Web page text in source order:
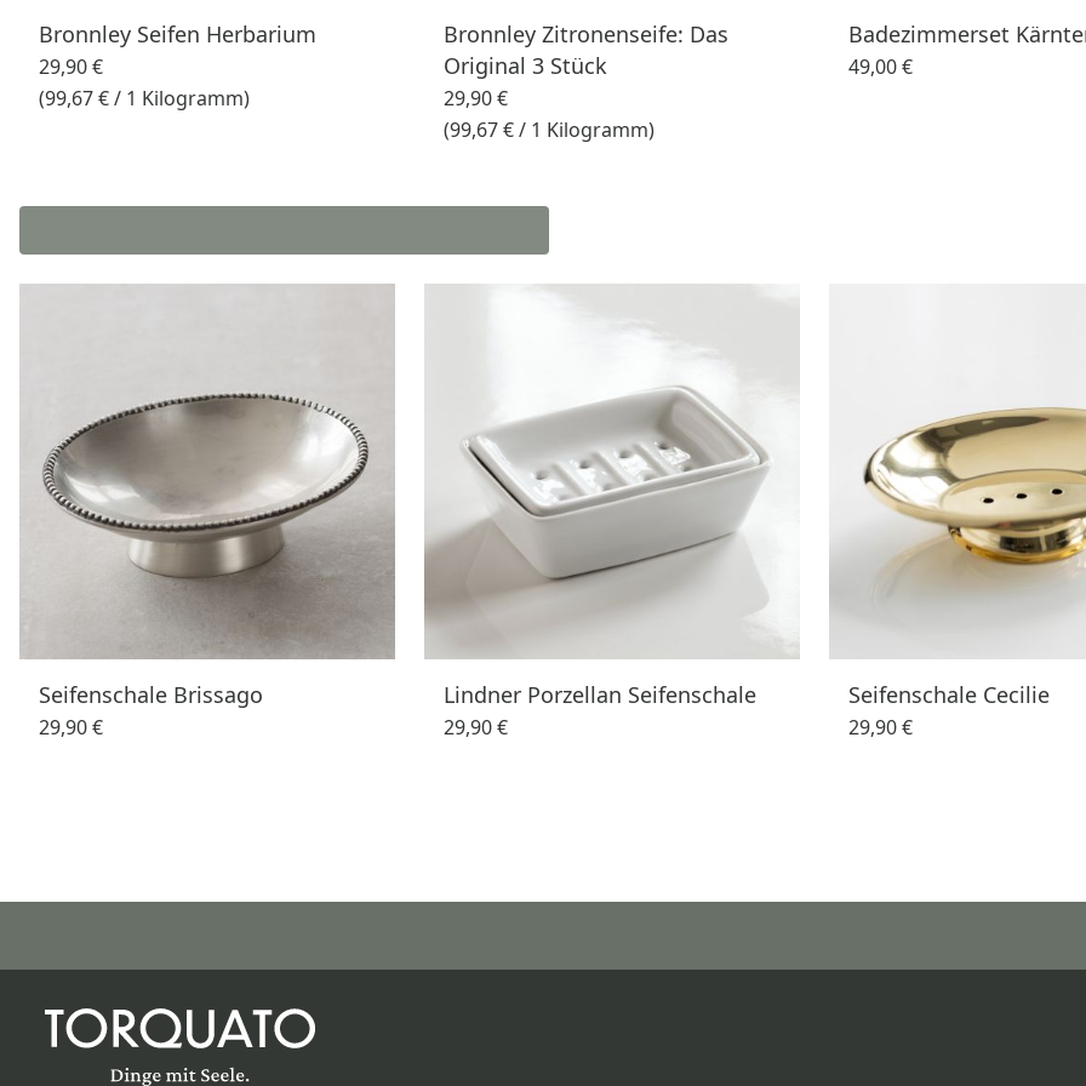
Bronnley Seifen Herbarium
29,90 €
(99,67 € / 1 Kilogramm)
Bronnley Zitronenseife: Das
Original 3 Stück
29,90 €
(99,67 € / 1 Kilogramm)
Badezimmerset
49,00 €
Seifenschale Brissago
29,90 €
Lindner Porzellan Seifenschale
29,90 €
Seifenschale Cecilie
29,90 €